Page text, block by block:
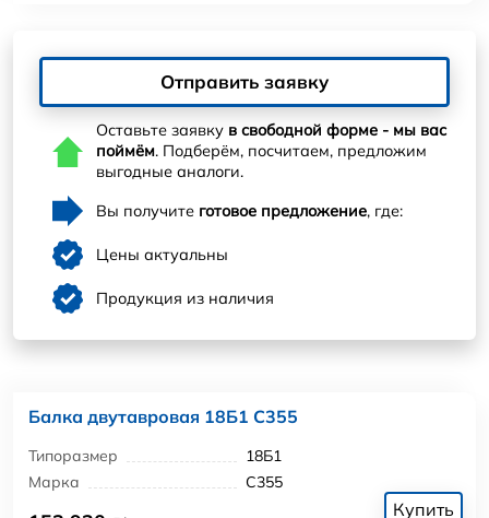
Отправить заявку
Оставьте заявку в свободной форме - мы вас
поймём. Подберём, посчитаем, предложим
выгодные аналоги.
Вы получите готовое предложение, где:
Цены актуальны
Продукция из наличия
Балка двутавровая 18Б1 С355
Типоразмер
18Б1
Марка
С355
Купить